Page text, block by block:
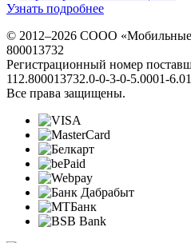
Узнать подробнее
© 2012–2026 СООО
800013732
Регистрационный номер
112.800013732.0-0-3-0-5.0001-
Все права защищены.